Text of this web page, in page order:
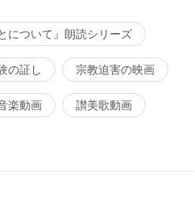
て、それらの生物が方々を彷徨
せんでした。これが、神が万物
生物には、生き延びるための食
に固定されているのです。その
ます。この種の法則や神の予定
のです。
について』朗読シリーズ
の証し 宗教迫害の映画
楽動画 讃美歌動画